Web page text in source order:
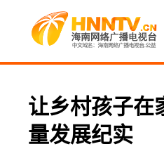
让乡村孩子
量发展纪实